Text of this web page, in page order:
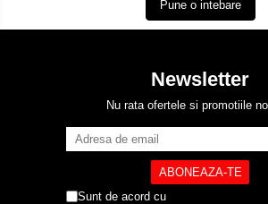
Pune o intebare
Newsletter
Nu rata ofertele si promotiile
Sunt de acord cu